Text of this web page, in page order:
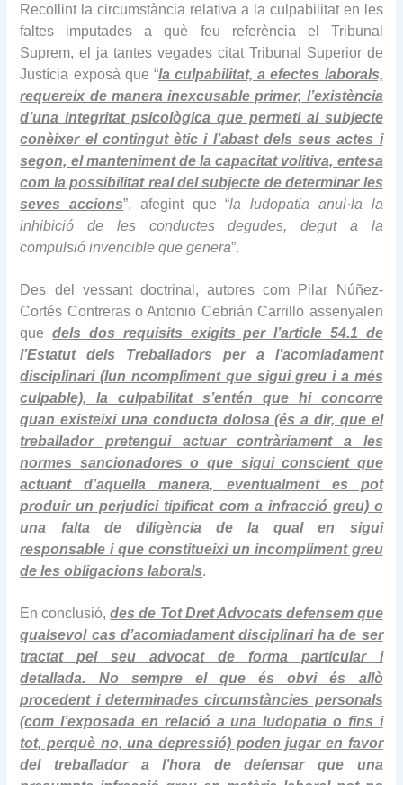
Recollint la circumstància relativa a la culpabilitat en les
faltes imputades a què feu referència el Tribunal
Suprem, el ja tantes vegades citat Tribunal Superior de
Justícia exposà que “la culpabilitat, a efectes laborals,
requereix de manera inexcusable primer, l’existència
d’una integritat psicològica que permeti al subjecte
conèixer el contingut ètic i l’abast dels seus actes i
segon, el manteniment de la capacitat volitiva, entesa
com la possibilitat real del subjecte de determinar les
seves accions”, afegint que “la ludopatia anul·la la
inhibició de les conductes degudes, degut a la
compulsió invencible que genera”.
Des del vessant doctrinal, autores com Pilar Núñez-
Cortés Contreras o Antonio Cebrián Carrillo assenyalen
quedels dos requisits exigits per l’article 54.1 de
l’Estatut dels Treballadors per a l’acomiadament
disciplinari (lun ncompliment que sigui greu i a més
culpable), la culpabilitat s’entén que hi concorre
quan existeixi una conducta dolosa (és a dir, que el
treballador pretengui actuar contràriament a les
normes sancionadores o que sigui conscient que
actuant d’aquella manera, eventualment es pot
produir un perjudici tipificat com a infracció greu) o
una falta de diligència de la qual en sigui
responsable i que constitueixi un incompliment greu
de les obligacions laborals.
En conclusió,des de Tot Dret Advocats defensem que
qualsevol cas d’acomiadament disciplinari ha de ser
tractat pel seu advocat de forma particular i
detallada. No sempre el que és obvi és allò
procedent i determinades circumstàncies personals
(com l’exposada en relació a una ludopatia o fins i
tot, perquè no, una depressió) poden jugar en favor
del treballador a l’hora de defensar que una